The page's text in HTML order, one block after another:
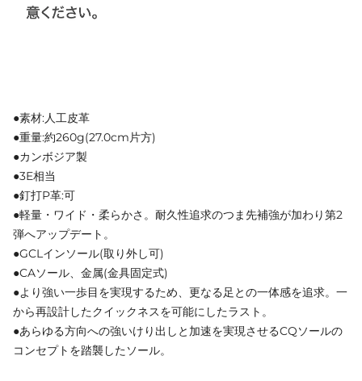
●素材:人工皮革
●重量:約260g(27.0cm片方)
●カンボジア製
●3E相当
●釘打P革:可
●軽量・ワイド・柔らかさ。耐久性追求のつま先補強が加わり第2
弾へアップデート。
●GCLインソール(取り外し可)
●CAソール、金属(金具固定式)
●より強い一歩目を実現するため、更なる足との一体感を追求。一
から再設計したクイックネスを可能にしたラスト。
●あらゆる方向への強いけり出しと加速を実現させるCQソールの
コンセプトを踏襲したソール。